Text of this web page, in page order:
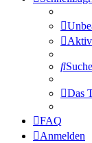
Suche
Das
FAQ
Anmelden